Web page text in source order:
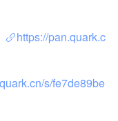
https://pan.quark.c
s/fe7de89be